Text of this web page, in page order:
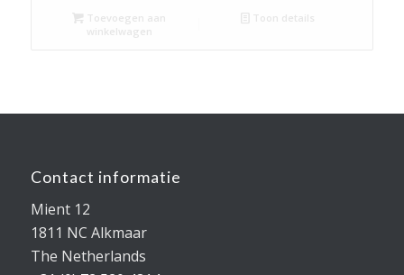
Toevoegen aan
winkelwagen
Toon details
Contact informatie
Mient 12
1811 NC Alkmaar
The Netherlands